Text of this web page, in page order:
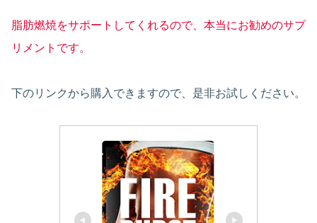
脂肪燃焼をサポートしてくれるので、本当にお勧めのサプ
リメントです。
下のリンクから購入できますので、是非お試しください。